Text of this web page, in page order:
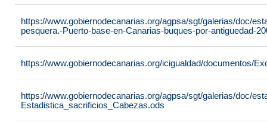
https://www.gobiernodecanarias.org/agpsa/sgt/galerias/doc/
pesquera.-Puerto-base-en-Canarias-buques-por-antiguedad-
https://www.gobiernodecanarias.org/icigualdad/documentos/
https://www.gobiernodecanarias.org/agpsa/sgt/galerias/doc/
Estadistica_sacrificios_Cabezas.ods